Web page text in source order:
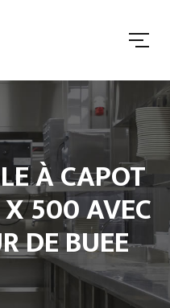
À CAPOT
500 AVEC
DE BUEE